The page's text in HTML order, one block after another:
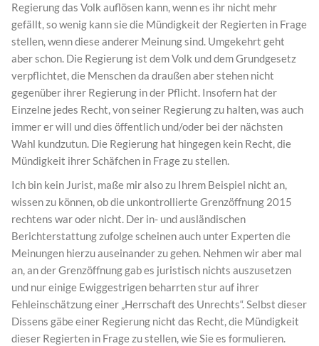
Regierung das Volk auflösen kann, wenn es ihr nicht mehr
gefällt, so wenig kann sie die Mündigkeit der Regierten in Frage
stellen, wenn diese anderer Meinung sind. Umgekehrt geht
aber schon. Die Regierung ist dem Volk und dem Grundgesetz
verpflichtet, die Menschen da draußen aber stehen nicht
gegenüber ihrer Regierung in der Pflicht. Insofern hat der
Einzelne jedes Recht, von seiner Regierung zu halten, was auch
immer er will und dies öffentlich und/oder bei der nächsten
Wahl kundzutun. Die Regierung hat hingegen kein Recht, die
Mündigkeit ihrer Schäfchen in Frage zu stellen.
Ich bin kein Jurist, maße mir also zu Ihrem Beispiel nicht an,
wissen zu können, ob die unkontrollierte Grenzöffnung 2015
rechtens war oder nicht. Der in- und ausländischen
Berichterstattung zufolge scheinen auch unter Experten die
Meinungen hierzu auseinander zu gehen. Nehmen wir aber mal
an, an der Grenzöffnung gab es juristisch nichts auszusetzen
und nur einige Ewiggestrigen beharrten stur auf ihrer
Fehleinschätzung einer „Herrschaft des Unrechts“. Selbst dieser
Dissens gäbe einer Regierung nicht das Recht, die Mündigkeit
dieser Regierten in Frage zu stellen, wie Sie es formulieren.